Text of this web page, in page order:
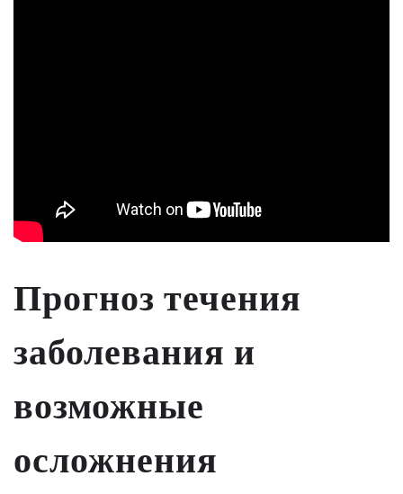
Прогноз течения
заболевания и
возможные
осложнения